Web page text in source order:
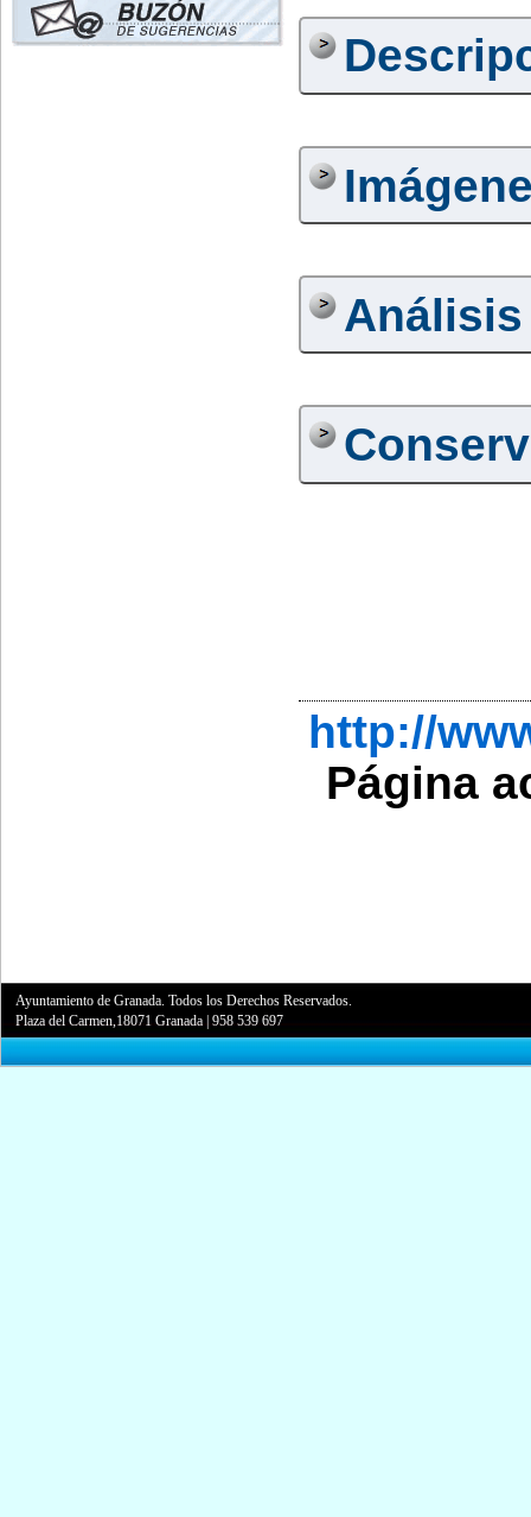
http://
Página
Ayuntamiento de Granada. Todos los Derechos Reservados.
Plaza del Carmen,18071 Granada |958 539 697